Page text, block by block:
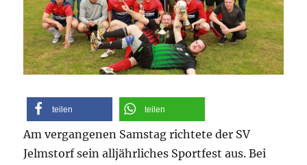
teilen teilen
Am vergangenen Samstag richtete der SV
Jelmstorf sein alljährliches Sportfest aus. Bei